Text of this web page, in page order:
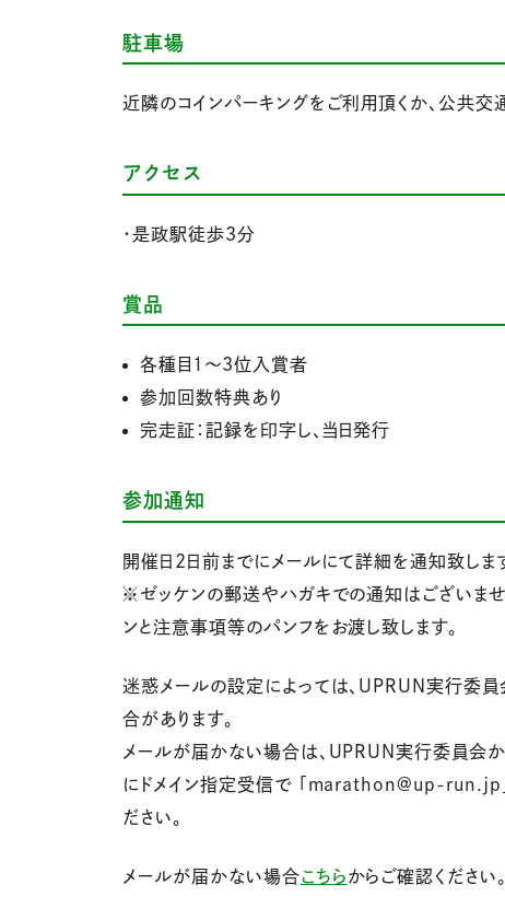
駐車場
近隣のコインパーキングをご利用頂くか、公共交
アクセス
・是政駅徒歩3分
賞品
各種目１～3位入賞者
参加回数特典あり
完走証：記録を印字し、当日発行
参加通知
開催日2日前までにメールにて詳細を通知致しま
※ゼッケンの郵送やハガキでの通知はございま
ンと注意事項等のパンフをお渡し致します。
迷惑メールの設定によっては、UPRUN実行委
合があります。
メールが届かない場合は、UPRUN実行委員会
にドメイン指定受信で 「marathon@up-run.jp
ださい。
メールが届かない場合こちらからご確認ください。